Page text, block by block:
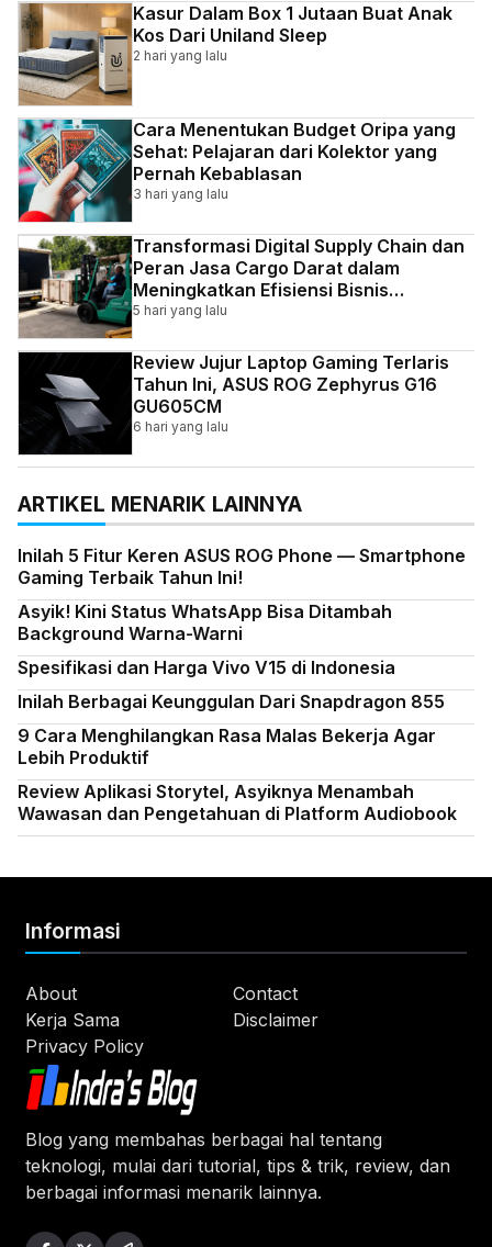
Kasur Dalam Box 1 Jutaan Buat Anak
Kos Dari Uniland Sleep
2 hari yang lalu
Cara Menentukan Budget Oripa yang
Sehat: Pelajaran dari Kolektor yang
Pernah Kebablasan
3 hari yang lalu
Transformasi Digital Supply Chain dan
Peran Jasa Cargo Darat dalam
Meningkatkan Efisiensi Bisnis
Indonesia
5 hari yang lalu
Review Jujur Laptop Gaming Terlaris
Tahun Ini, ASUS ROG Zephyrus G16
GU605CM
6 hari yang lalu
ARTIKEL MENARIK LAINNYA
Inilah 5 Fitur Keren ASUS ROG Phone — Smartphone
Gaming Terbaik Tahun Ini!
Asyik! Kini Status WhatsApp Bisa Ditambah
Background Warna-Warni
Spesifikasi dan Harga Vivo V15 di Indonesia
Inilah Berbagai Keunggulan Dari Snapdragon 855
9 Cara Menghilangkan Rasa Malas Bekerja Agar
Lebih Produktif
Review Aplikasi Storytel, Asyiknya Menambah
Wawasan dan Pengetahuan di Platform Audiobook
Blog yang membahas berbagai hal tentang
teknologi, mulai dari tutorial, tips & trik, review, dan
berbagai informasi menarik lainnya.
Informasi
About
Contact
Kerja Sama
Disclaimer
Privacy Policy